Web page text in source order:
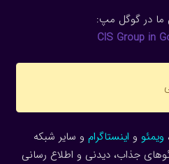
ما در گوگل مپ:
CIS Group in
ویمئو و اینستاگرام و سایر شبکه
جذاب، دیدنی و اطلاع رسانی